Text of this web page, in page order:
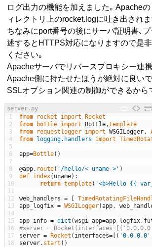
ログ出力の機能を加えました。Apache
ィレクトリ上のrocket.logに吐き出されま
ちなみにport番号の後にサーバ証明書、
述するとHTTPS対応になりますので是
ください。
Apacheサーバでリバースプロキシー連
Apache側に持たせたほうが絶対に良い
SSLオプション関連の制御ができるから
server.py
1
2
3
4
5
6
7
8
9
10
11
12
13
14
15
16
17
18
from rocket import Rocket
from
bottle import Bottle,template
from
requestlogger import WSGILogger,
from logging.handlers import
app=Bottle( )
@app. route( '/hello/< uname >' )
def index( uname) :
return template( '<b>Hello {{
web_handlers = [
app_logfix = WSGILogger(app,
app_info = dict (wsgi_app=app_logfix,
#server =
server = Rocket ( interfaces=[ ( '0.0.0.0'
server. start ( )